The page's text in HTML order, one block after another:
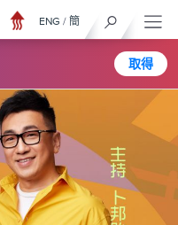
取得
ENG / 簡